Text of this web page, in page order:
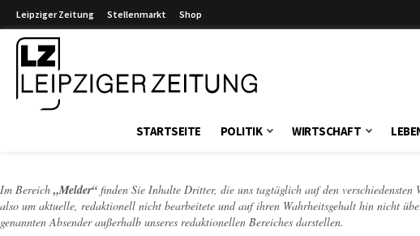
Leipziger Zeitung Stellenmarkt Shop
STARTSEITE POLITIK WIRTSCHAFT
Im Bereich „Melder“ finden Sie Inhalte Dritter, die uns tagtäglich auf den
also um aktuelle, redaktionell nicht bearbeitete und auf ihren Wahrheitsgehalt hin nicht
genannten Absender außerhalb unseres redaktionellen Bereiches darstellen.